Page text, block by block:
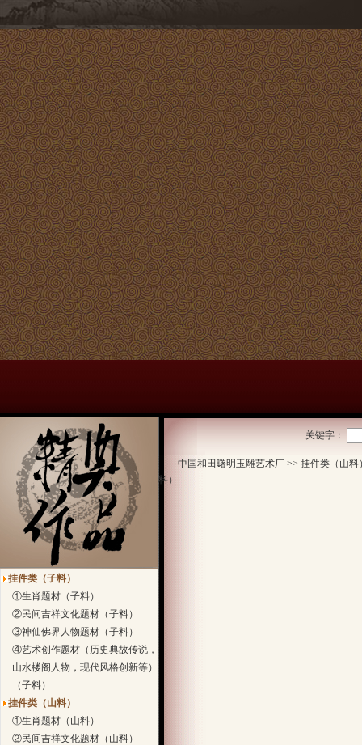
挂件类（子料）
①生肖题材（子料）
②民间吉祥文化题材（子料）
③神仙佛界人物题材（子料）
④艺术创作题材（历史典故传说，
山水楼阁人物，现代风格创新等）
（子料）
挂件类（山料）
①生肖题材（山料）
②民间吉祥文化题材（山料）
关键字：
中国和田曙明玉雕艺术厂 >> 挂件类（山料
料）